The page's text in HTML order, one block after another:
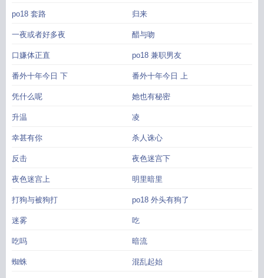
po18 套路 归来
一夜或者好多夜 醋与吻
口嫌体正直 po18 兼职男友
番外十年今日 下 番外十年今日 上
凭什么呢 她也有秘密
升温 凌
幸甚有你 杀人诛心
反击 夜色迷宫下
夜色迷宫上 明里暗里
打狗与被狗打 po18 外头有狗了
迷雾 吃
吃吗 暗流
蜘蛛 混乱起始